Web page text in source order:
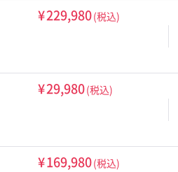
¥229,980(税込)
¥29,980(税込)
¥169,980(税込)